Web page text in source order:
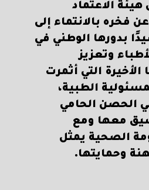
الاعتماد
فخره بالانتماء إلى
بدورها الوطني في
وتعزيز
التي أثمرت
الطبية،
الحصن الحامي
معها ومع
الصحية يمثل
وحمايتها.